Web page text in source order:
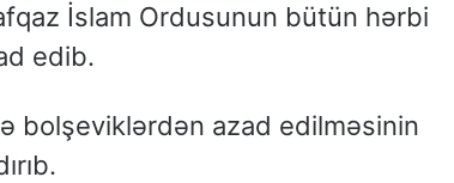
İslam Ordusunun bütün hərbi
edib.
bolşeviklərdən azad edilməsinin